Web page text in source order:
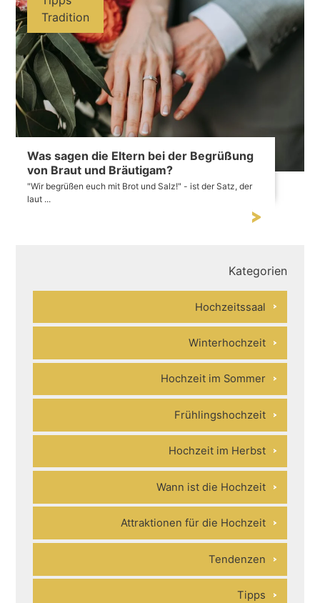
Was sagen die Eltern bei der Begrüßung
von Braut und Bräutigam?
"Wir begrüßen euch mit Brot und Salz!" - ist der Satz, der
laut ...
Tradition
Kategorien
Hochzeitssaal
Winterhochzeit
Hochzeit im Sommer
Frühlingshochzeit
Hochzeit im Herbst
Wann ist die Hochzeit
Attraktionen für die Hochzeit
Tendenzen
Tipps